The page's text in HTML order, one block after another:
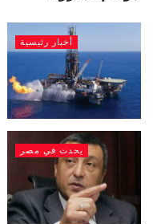
أخبار رئيسية
يحدث في مصر